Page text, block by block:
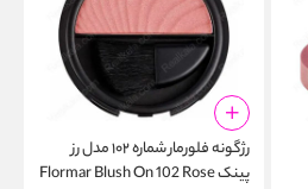
رژگونه فلورمار شماره ۱۰۲ مدل رز
پینک Flormar Blush On 102 Rose